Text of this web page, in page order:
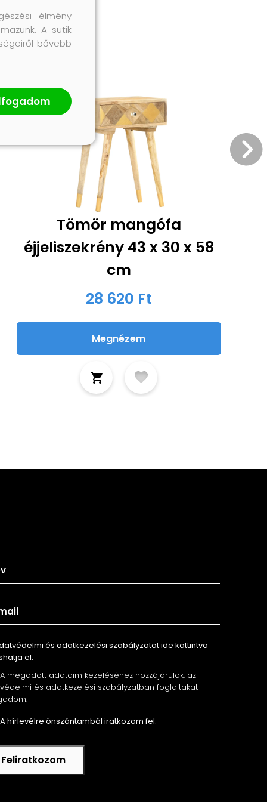
Tömör mangófa
éjjeliszekrény 43 x 30 x 58
cm
28 620 Ft
Megnézem
és adatkezelési szabályzatot ide kattintva
el.
A megadott adataim kezeléséhez hozzájárulok, az
és adatkezelési szabályzatban foglaltakat
A hírlevélre önszántamból iratkozom fel.
Feliratkozom
élmény
A sütik
bővebb